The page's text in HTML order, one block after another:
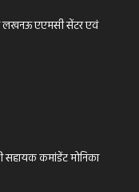
लखनऊ एएमसी सेंटर एवं
कमांडेंट मोनिका